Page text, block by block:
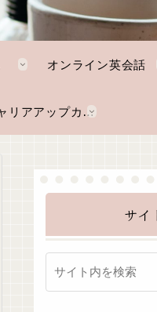
オンライン英会話
NKTキャリアアップカレッジ
サイ